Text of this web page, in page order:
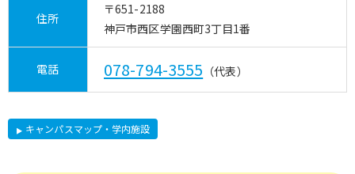
住所
〒651-2188
神戸市西区学園西町3丁目1番
電話 078-794-3555 （代表）
キャンパスマップ・学内施設